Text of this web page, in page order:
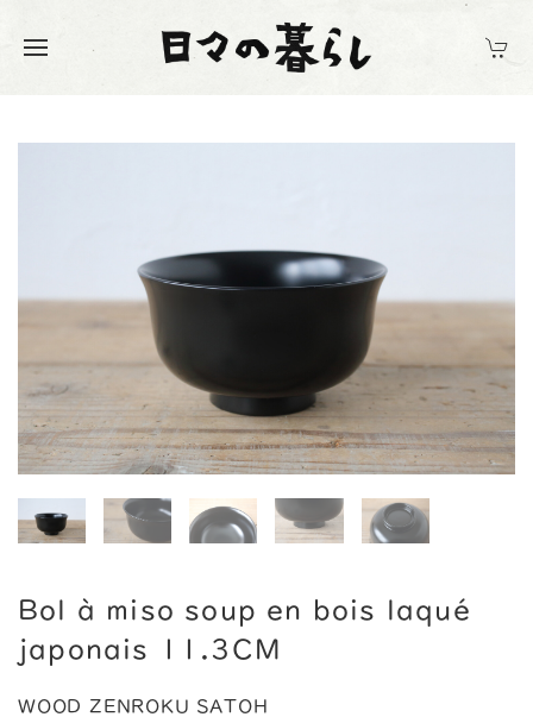
Bol à miso soup en bois laqué
japonais 11.3CM
WOOD ZENROKU SATOH